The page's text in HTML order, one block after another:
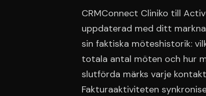
CRMConnect Cliniko till
uppdaterad med ditt
sin faktiska möteshistorik:
totala antal möten och hur
slutförda märks varje
Fakturaaktiviteten